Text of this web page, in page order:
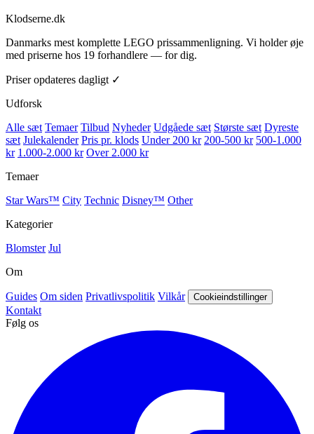
Klodserne.dk
Danmarks mest komplette LEGO prissammenligning. Vi holder øje
med priserne hos 19 forhandlere — for dig.
Priser opdateres dagligt ✓
Udforsk
Alle sæt Temaer Tilbud Nyheder Udgåede sæt Største sæt Dyreste
sæt Julekalender Pris pr. klods Under 200 kr 200-500 kr 500-1.000
kr 1.000-2.000 kr Over 2.000 kr
Temaer
Star Wars™ City Technic Disney™ Other
Kategorier
Blomster Jul
Om
Guides Om siden Privatlivspolitik Vilkår Cookieindstillinger
Kontakt
Følg os